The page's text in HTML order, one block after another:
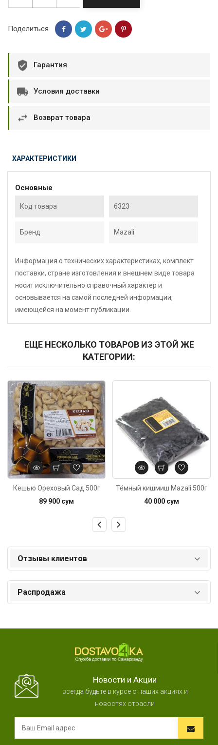
Поделиться
Гарантия
Условия доставки
Возврат товара
ХАРАКТЕРИСТИКИ
Основные
Код товара 6323
Бренд Mazali
Информация о технических характеристиках, комплект
поставки, стране изготовления и внешнем виде товара
носит исключительно справочный характер и
основывается на самой последней информации,
имеющейся на момент публикации.
ЕЩЕ НЕСКОЛЬКО ТОВАРОВ ИЗ ЭТОЙ ЖЕ
КАТЕГОРИИ:
Кешью Ореховый Сад 500г
89 900 сум
Код: 5343
Тёмный кишмиш Mazali 500г
40 000 сум
Отзывы клиентов
Распродажа
Новости и Акции
всегда будьте в курсе о наших акциях и
новостях отрасли